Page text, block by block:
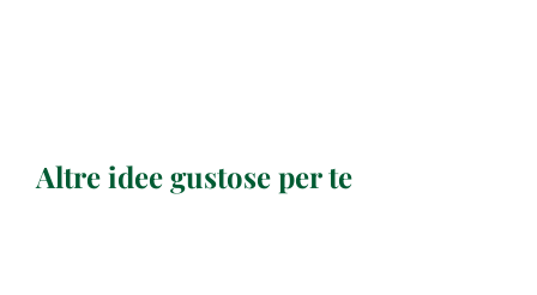
Altre idee gustose per te